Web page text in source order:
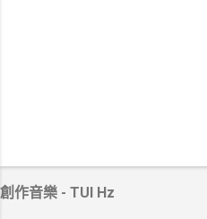
創作音樂 - TUI Hz